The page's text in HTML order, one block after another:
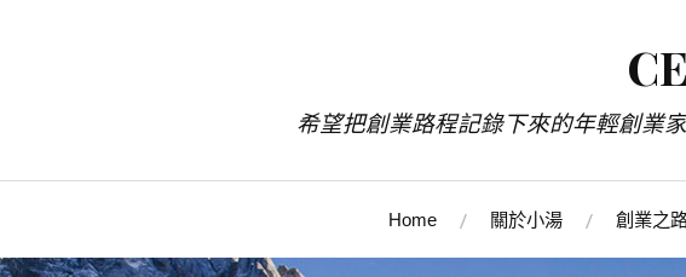
希望把創業路程記錄下來的年輕創業
Home 關於小湯 創業之